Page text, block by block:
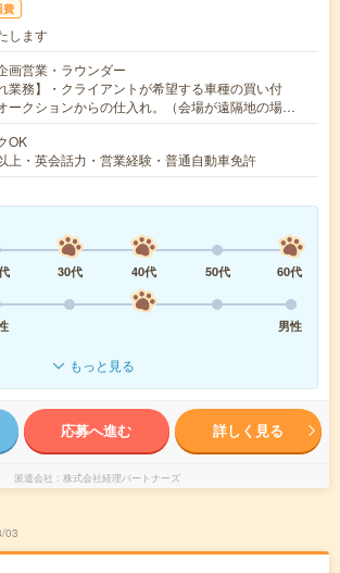
費
します
画営業・ラウンダー
業務】・クライアントが希望する車種の買い付
ークションからの仕入れ。（会場が遠隔地の場…
OK
上・英会話力・営業経験・普通自動車免許
30代 40代 50代
60代
男性
もっと見る
応募へ進む 詳しく見る
派遣会社 株式会社経理パートナーズ
03